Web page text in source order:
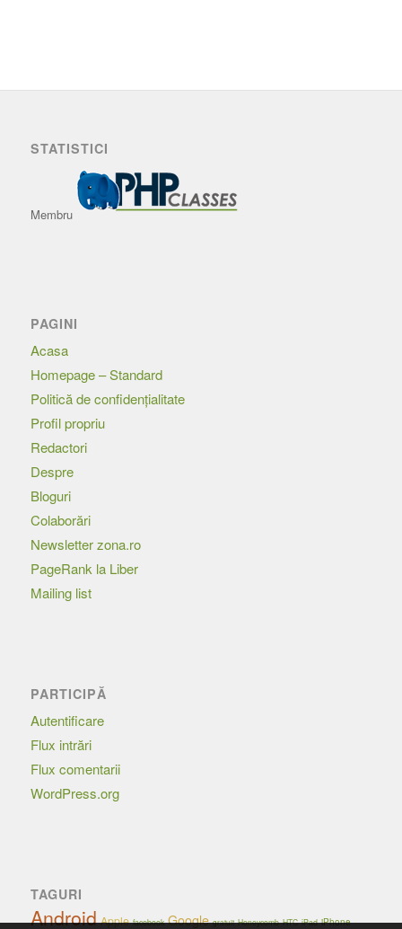
STATISTICI
Membru
PAGINI
Acasa
Homepage – Standard
Politică de confidențialitate
Profil propriu
Redactori
Despre
Bloguri
Colaborări
Newsletter zona.ro
PageRank la Liber
Mailing list
PARTICIPĂ
Autentificare
Flux intrări
Flux comentarii
WordPress.org
TAGURI
Android Apple facebook Google gratuit Honeycomb HTC iPad iPhone